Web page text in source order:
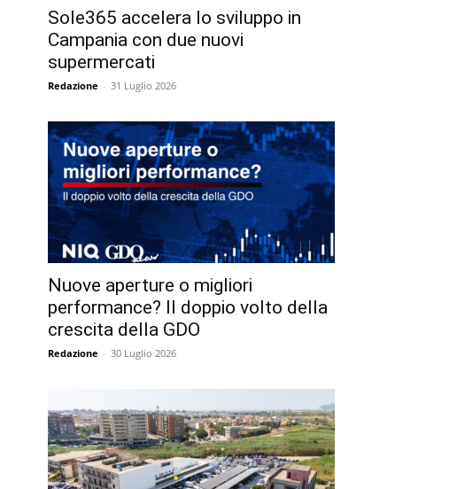
Sole365 accelera lo sviluppo in
Campania con due nuovi
supermercati
Redazione - 31 Luglio 2026
Nuove aperture o migliori
performance? Il doppio volto della
crescita della GDO
Redazione - 30 Luglio 2026